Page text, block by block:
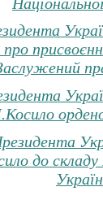
про
до